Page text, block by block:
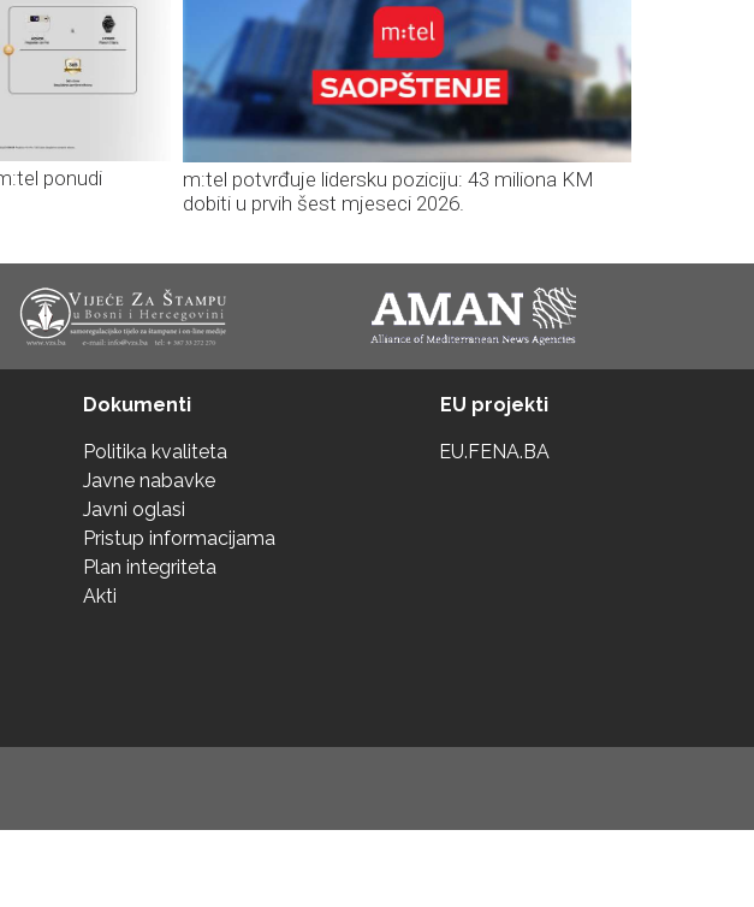
ponudi
m:tel potvrđuje lidersku poziciju: 43 miliona KM
dobiti u prvih šest mjeseci 2026.
Dokumenti
Politika kvaliteta
Javne nabavke
Javni oglasi
Pristup informacijama
Plan integriteta
Akti
EU projekti
EU.FENA.BA